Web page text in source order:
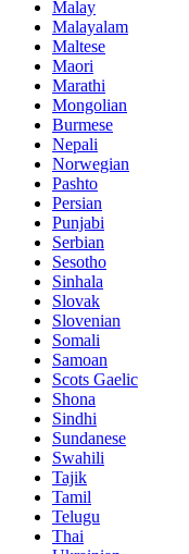
Malay
Malayalam
Maltese
Maori
Marathi
Mongolian
Burmese
Nepali
Norwegian
Pashto
Persian
Punjabi
Serbian
Sesotho
Sinhala
Slovak
Slovenian
Somali
Samoan
Scots Gaelic
Shona
Sindhi
Sundanese
Swahili
Tajik
Tamil
Telugu
Thai